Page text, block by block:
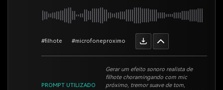
#filhote #microfoneproximo
PROMPT UTILIZADO
Gerar um efeito sonoro realista de
filhote choramingando com mic
próximo, tremor suave de tom,